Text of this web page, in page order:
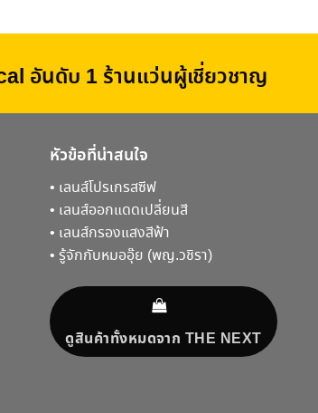
อันดับ 1 ร้านแว่นผู้เชี่ยวชาญ
หัวข้อที่น่าสนใจ
• เลนส์โปรเกรสซีฟ
• เลนส์ออกแดดเปลี่ยนสี
• เลนส์กรองแสงสีฟ้า
• รู้จักกับหมออุ๊ย (พญ.วชิรา)
ดูสินค้าทั้งหมดจาก THE NEXT